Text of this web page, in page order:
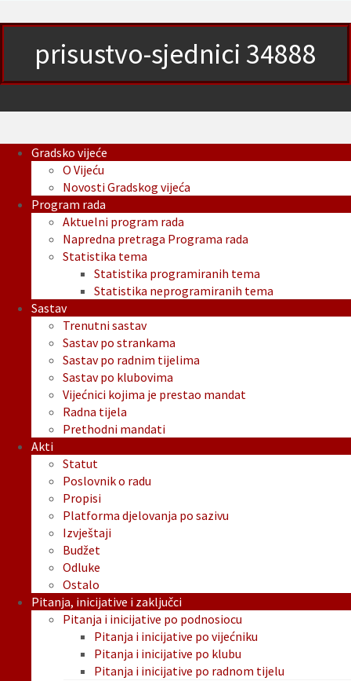
prisustvo-sjednici 34888
Gradsko vijeće
O Vijeću
Novosti Gradskog vijeća
Program rada
Aktuelni program rada
Napredna pretraga Programa rada
Statistika tema
Statistika programiranih tema
Statistika neprogramiranih tema
Sastav
Trenutni sastav
Sastav po strankama
Sastav po radnim tijelima
Sastav po klubovima
Vijećnici kojima je prestao mandat
Radna tijela
Prethodni mandati
Akti
Statut
Poslovnik o radu
Propisi
Platforma djelovanja po sazivu
Izvještaji
Budžet
Odluke
Ostalo
Pitanja, inicijative i zaključci
Pitanja i inicijative po podnosiocu
Pitanja i inicijative po vijećniku
Pitanja i inicijative po klubu
Pitanja i inicijative po radnom tijelu